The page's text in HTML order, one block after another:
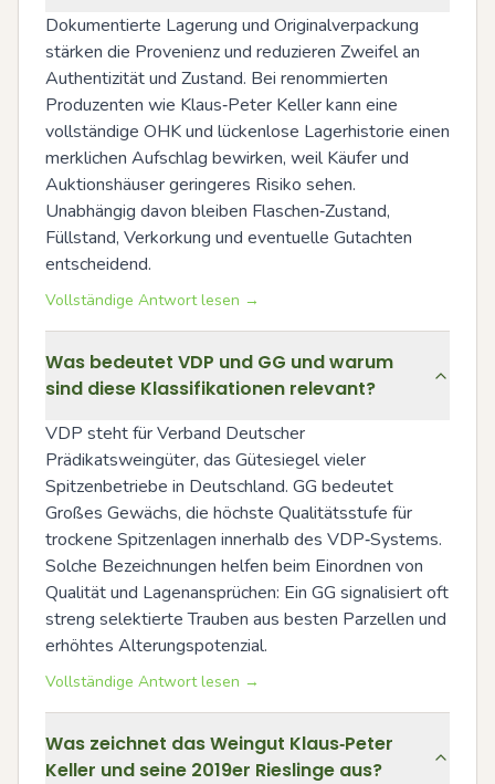
Dokumentierte Lagerung und Originalverpackung
stärken die Provenienz und reduzieren Zweifel an
Authentizität und Zustand. Bei renommierten
Produzenten wie Klaus‑Peter Keller kann eine
vollständige OHK und lückenlose Lagerhistorie einen
merklichen Aufschlag bewirken, weil Käufer und
Auktionshäuser geringeres Risiko sehen.
Unabhängig davon bleiben Flaschen‑Zustand,
Füllstand, Verkorkung und eventuelle Gutachten
entscheidend.
Vollständige Antwort lesen →
Was bedeutet VDP und GG und warum
sind diese Klassifikationen relevant?
VDP steht für Verband Deutscher
Prädikatsweingüter, das Gütesiegel vieler
Spitzenbetriebe in Deutschland. GG bedeutet
Großes Gewächs, die höchste Qualitätsstufe für
trockene Spitzenlagen innerhalb des VDP‑Systems.
Solche Bezeichnungen helfen beim Einordnen von
Qualität und Lagenansprüchen: Ein GG signalisiert oft
streng selektierte Trauben aus besten Parzellen und
erhöhtes Alterungspotenzial.
Vollständige Antwort lesen →
Was zeichnet das Weingut Klaus‑Peter
Keller und seine 2019er Rieslinge aus?